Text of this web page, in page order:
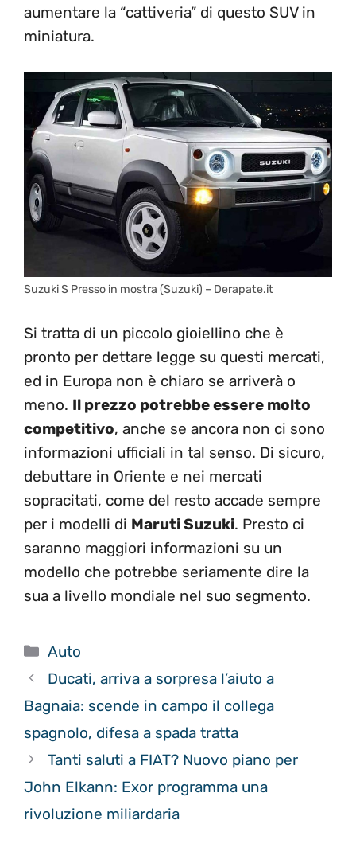
aumentare la “cattiveria” di questo SUV in
miniatura.
Suzuki S Presso in mostra (Suzuki) – Derapate.it
Si tratta di un piccolo gioiellino che è
pronto per dettare legge su questi mercati,
ed in Europa non è chiaro se arriverà o
meno. Il prezzo potrebbe essere molto
competitivo, anche se ancora non ci sono
informazioni ufficiali in tal senso. Di sicuro,
debuttare in Oriente e nei mercati
sopracitati, come del resto accade sempre
per i modelli di Maruti Suzuki. Presto ci
saranno maggiori informazioni su un
modello che potrebbe seriamente dire la
sua a livello mondiale nel suo segmento.
Categorie
Auto
Ducati, arriva a sorpresa l’aiuto a
Bagnaia: scende in campo il collega
spagnolo, difesa a spada tratta
Tanti saluti a FIAT? Nuovo piano per
John Elkann: Exor programma una
rivoluzione miliardaria